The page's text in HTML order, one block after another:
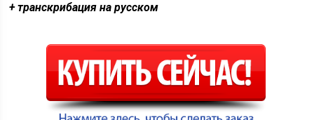
+ транскрибация на русском